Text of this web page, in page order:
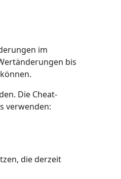
im
bis
Die Cheat-
verwenden:
die derzeit